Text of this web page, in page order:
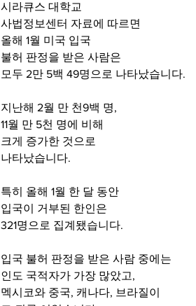
시라큐스 대학교
사법정보센터 자료에 따르면
올해 1월 미국 입국
불허 판정을 받은 사람은
모두 2만 5백 49명으로 나타났습니다.
지난해 2월 만 천9백 명,
11월 만 5천 명에 비해
크게 증가한 것으로
나타났습니다.
특히 올해 1월 한 달 동안
입국이 거부된 한인은
321명으로 집계됐습니다.
입국 불허 판정을 받은 사람 중에는
인도 국적자가 가장 많았고,
멕시코와 중국, 캐나다, 브라질이